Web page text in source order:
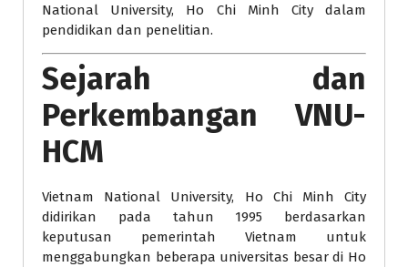
National University, Ho Chi Minh City dalam
pendidikan dan penelitian.
Sejarah dan
Perkembangan VNU-
HCM
Vietnam National University, Ho Chi Minh City
didirikan pada tahun 1995 berdasarkan
keputusan pemerintah Vietnam untuk
menggabungkan beberapa universitas besar di Ho